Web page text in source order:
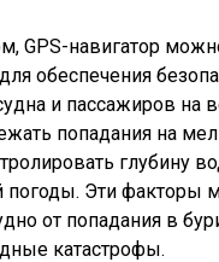
GPS-навигатор
обеспечения
и пассажиров на
попадания на
глубину
погоды. Эти факторы
от попадания в
катастрофы.